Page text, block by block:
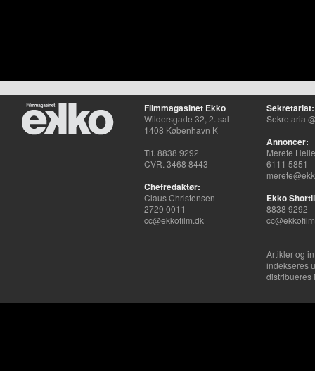
Filmmagasinet Ekko
Wildersgade 32, 2. sal
1408 København K
Tlf. 8838 9292
CVR. 3468 8443
Chefredaktør:
Claus Christensen
2729 0011
cc@ekkofilm.dk
Sekretariat:
Annoncer:
Merete
6111 5851
Ekko
8838 9292
Artikler og
indekseres
distribueres